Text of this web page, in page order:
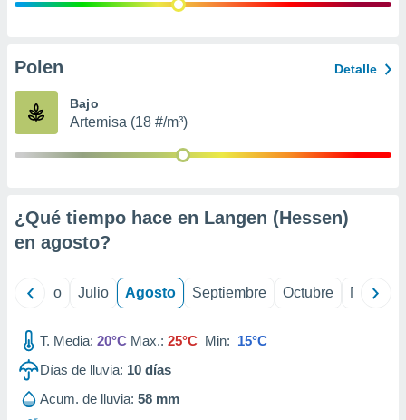
publicidad
de
Polen Detalle
Bajo
Artemisa (18 #/m³)
¿Qué tiempo hace en Langen (Hessen)
en agosto?
Junio Julio Agosto Septiembre Octubre
T. Media: 20°C Max.: 25°C Min: 15°C
Días de lluvia: 10 días
Acum. de lluvia: 58 mm